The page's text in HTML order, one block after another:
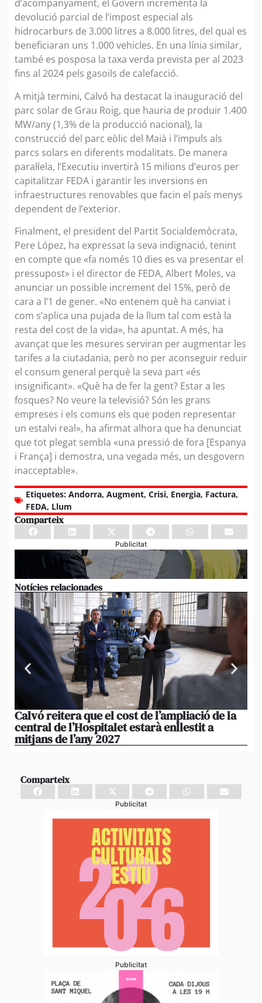
d’acompanyament, el Govern incrementa la
devolució parcial de l’impost especial als
hidrocarburs de 3.000 litres a 8.000 litres, del qual es
beneficiaran uns 1.000 vehicles. En una línia similar,
també es posposa la taxa verda prevista per al 2023
fins al 2024 pels gasoils de calefacció.
A mitjà termini, Calvó ha destacat la inauguració del
parc solar de Grau Roig, que hauria de produir 1.400
MW/any (1,3% de la producció nacional), la
construcció del parc eòlic del Maià i l’impuls als
parcs solars en diferents modalitats. De manera
paral·lela, l’Executiu invertirà 15 milions d’euros per
capitalitzar FEDA i garantir les inversions en
infraestructures renovables que facin el país menys
dependent de l’exterior.
Finalment, el president del Partit Socialdemòcrata,
Pere López, ha expressat la seva indignació, tenint
en compte que «fa només 10 dies es va presentar el
pressupost» i el director de FEDA, Albert Moles, va
anunciar un possible increment del 15%, però de
cara a l’1 de gener. «No entenem què ha canviat i
com s’aplica una pujada de la llum tal com està la
resta del cost de la vida», ha apuntat. A més, ha
avançat que les mesures serviran per augmentar les
tarifes a la ciutadania, però no per aconseguir reduir
el consum general perquè la seva part «és
insignificant». «Què ha de fer la gent? Estar a les
fosques? No veure la televisió? Són les grans
empreses i els comuns els que poden representar
un estalvi real», ha afirmat alhora que ha denunciat
que tot plegat sembla «una pressió de fora [Espanya
i França] i demostra, una vegada més, un desgovern
inacceptable».
Etiquetes: Andorra, Augment, Crisi, Energia, Factura,
FEDA, Llum
Comparteix
Publicitat
Notícies relacionades
Calvó reitera que el cost de l’ampliació de la
central de l’Hospitalet estarà enllestit a
mitjans de l’any 2027
Comparteix
Publicitat
Publicitat